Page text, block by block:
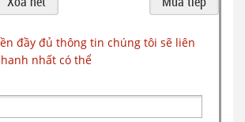
đầy đủ thông tin chúng tôi sẽ liên
nhất có thể